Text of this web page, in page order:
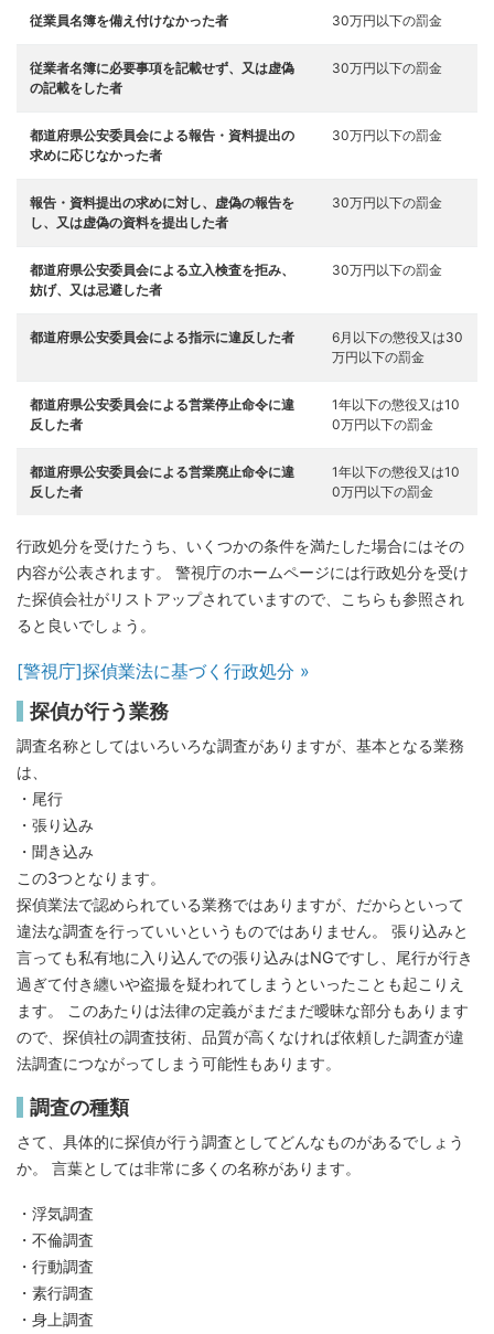
従業員名簿を備え付けなかった者 30万円以下の罰金
従業者名簿に必要事項を記載せず、又は虚偽
の記載をした者
30万円以下の罰金
都道府県公安委員会による報告・資料提出の
求めに応じなかった者
30万円以下の罰金
報告・資料提出の求めに対し、虚偽の報告を
し、又は虚偽の資料を提出した者
30万円以下の罰金
都道府県公安委員会による立入検査を拒み、
妨げ、又は忌避した者
30万円以下の罰金
都道府県公安委員会による指示に違反した者
6月以下の懲役又は30
万円以下の罰金
都道府県公安委員会による営業停止命令に違
反した者
1年以下の懲役又は10
0万円以下の罰金
都道府県公安委員会による営業廃止命令に違
反した者
1年以下の懲役又は10
0万円以下の罰金
行政処分を受けたうち、いくつかの条件を満たした場合にはその
内容が公表されます。 警視庁のホームページには行政処分を受け
た探偵会社がリストアップされていますので、こちらも参照され
ると良いでしょう。
[警視庁]探偵業法に基づく行政処分 »
探偵が行う業務
調査名称としてはいろいろな調査がありますが、基本となる業務
は、
・尾行
・張り込み
・聞き込み
この3つとなります。
探偵業法で認められている業務ではありますが、だからといって
違法な調査を行っていいというものではありません。 張り込みと
言っても私有地に入り込んでの張り込みはNGですし、尾行が行き
過ぎて付き纏いや盗撮を疑われてしまうといったことも起こりえ
ます。 このあたりは法律の定義がまだまだ曖昧な部分もあります
ので、探偵社の調査技術、品質が高くなければ依頼した調査が違
法調査につながってしまう可能性もあります。
調査の種類
さて、具体的に探偵が行う調査としてどんなものがあるでしょう
か。 言葉としては非常に多くの名称があります。
・浮気調査
・不倫調査
・行動調査
・素行調査
・身上調査